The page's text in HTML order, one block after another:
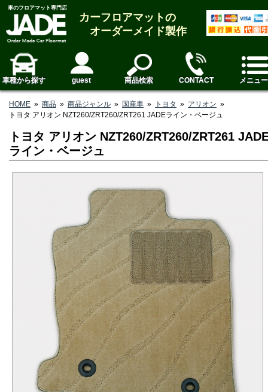
車のフロアマット専門店
カーフロアマットの
オーダーメイド製作
車種から探す guest 商品検索 CONTACT メニュー
HOME » 商品 » 商品ジャンル » 国産車 » トヨタ » アリオン »
トヨタ アリオン NZT260/ZRT260/ZRT261 JADEライン・ベージュ
トヨタ アリオン NZT260/ZRT260/ZRT261
ライン・ベージュ